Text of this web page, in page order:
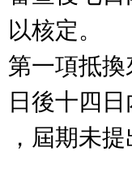
以核定。
第一項抵
日後十四日
，屆期未